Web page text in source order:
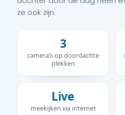
ze ook zijn.
3
camera’s op doordachte
plekken
Live
meekijken via internet